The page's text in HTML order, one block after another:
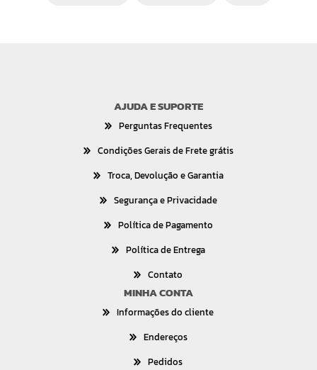
AJUDA E SUPORTE
Perguntas Frequentes
Condições Gerais de Frete grátis
Troca, Devolução e Garantia
Segurança e Privacidade
Política de Pagamento
Política de Entrega
Contato
MINHA CONTA
Informações do cliente
Endereços
Pedidos